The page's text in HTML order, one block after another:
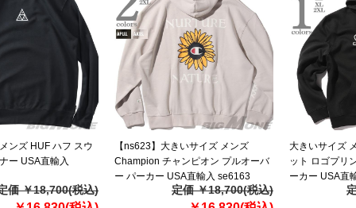
ンズ HUF ハフ スウ
ー USA直輸入
価 ￥18,700(税込)
【ns623】大きいサイズ メンズ
Champion チャンピオン プルオーバ
ー パーカー USA直輸入 se6163
定価 ￥18,700(税込)
大きいサイズ
ット ロゴプリ
ーカー USA直